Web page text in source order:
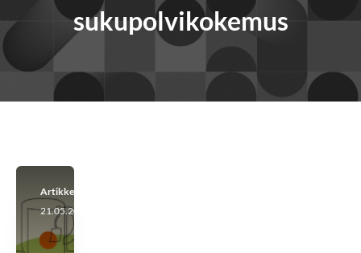
sukupolvikokemus
Artikkeli
21.05.2024